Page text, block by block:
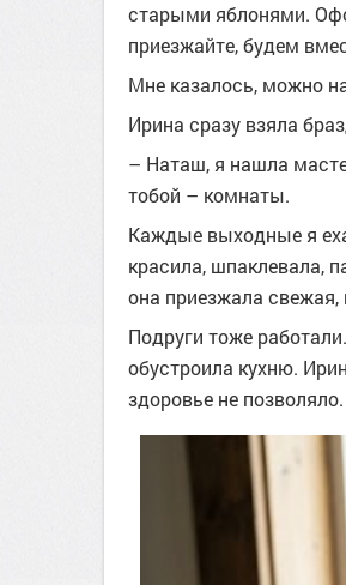
старыми яблонями.
приезжайте, будем
Мне казалось, можно
Ирина сразу взяла
– Наташ, я нашла
тобой – комнаты.
Каждые выходные я
красила, шпаклевала,
она приезжала
Подруги тоже
обустроила кухню.
здоровье не